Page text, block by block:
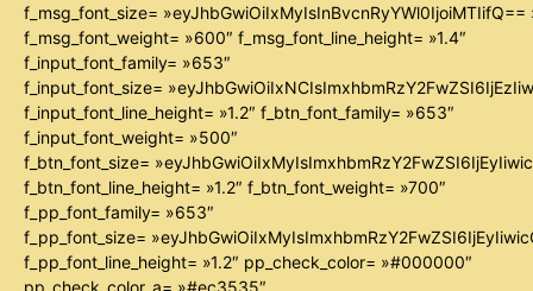
f_msg_font_size= »eyJhbGwiOiIxMyIsInBvcnRyYWl0IjoiMTIifQ==
f_msg_font_weight= »600″ f_msg_font_line_height= »1.4″
f_input_font_family= »653″
f_input_font_size=
f_input_font_line_height= »1.2″ f_btn_font_family= »653″
f_input_font_weight= »500″
f_btn_font_size=
f_btn_font_line_height= »1.2″ f_btn_font_weight= »700″
f_pp_font_family= »653″
f_pp_font_size=
f_pp_font_line_height= »1.2″ pp_check_color= »#000000″
pp_check_color_a= »#ec3535″